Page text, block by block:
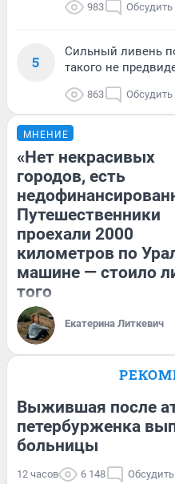
983 Обсудить
5
Сильный ливень
такого не
863 Обсудить
МНЕНИЕ
«Нет некрасивых
городов, есть
Путешественники
проехали 2000
километров по
машине — стоило
того
Екатерина Литкевич
Выжившая после
петербурженка
больницы
12 часов 6 148 Обсудить